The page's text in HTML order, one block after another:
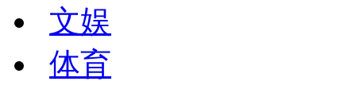
文娱
体育